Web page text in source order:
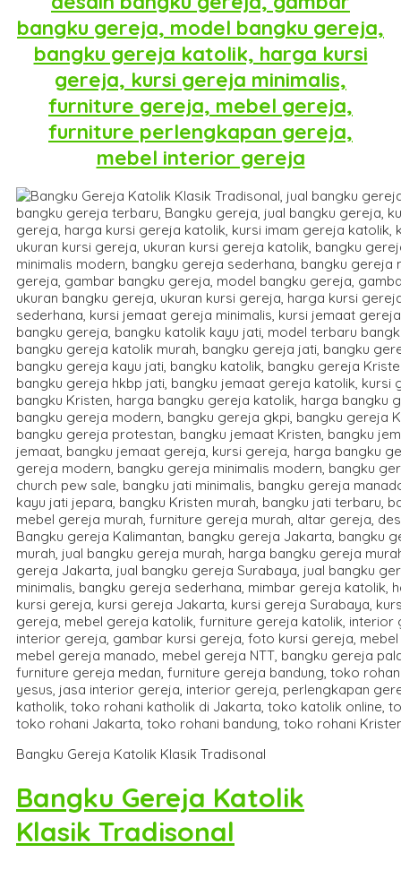
bangku gereja, model bangku gereja,
bangku gereja katolik, harga kursi
gereja, kursi gereja minimalis,
furniture gereja, mebel gereja,
furniture perlengkapan gereja,
mebel interior gereja
Bangku Gereja Katolik Klasik Tradisonal
Bangku Gereja Katolik
Klasik Tradisonal